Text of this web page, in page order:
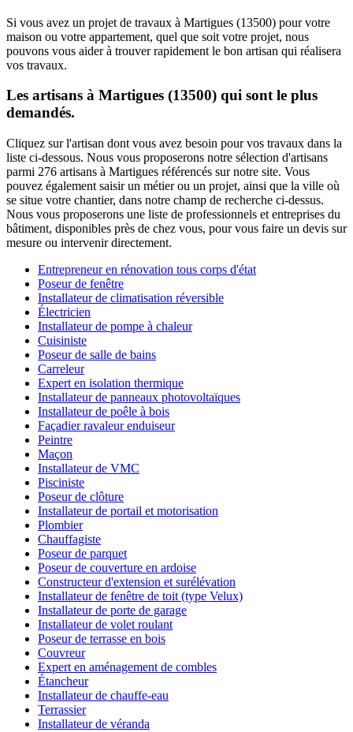
Si vous avez un projet de travaux à Martigues (13500) pour votre
maison ou votre appartement, quel que soit votre projet, nous
pouvons vous aider à trouver rapidement le bon artisan qui réalisera
vos travaux.
Les artisans à Martigues (13500) qui sont le plus
demandés.
Cliquez sur l'artisan dont vous avez besoin pour vos travaux dans la
liste ci-dessous. Nous vous proposerons notre sélection d'artisans
parmi 276 artisans à Martigues référencés sur notre site. Vous
pouvez également saisir un métier ou un projet, ainsi que la ville où
se situe votre chantier, dans notre champ de recherche ci-dessus.
Nous vous proposerons une liste de professionnels et entreprises du
bâtiment, disponibles près de chez vous, pour vous faire un devis sur
mesure ou intervenir directement.
Entrepreneur en rénovation tous corps d'état
Poseur de fenêtre
Installateur de climatisation réversible
Électricien
Installateur de pompe à chaleur
Cuisiniste
Poseur de salle de bains
Carreleur
Expert en isolation thermique
Installateur de panneaux photovoltaïques
Installateur de poêle à bois
Façadier ravaleur enduiseur
Peintre
Maçon
Installateur de VMC
Pisciniste
Poseur de clôture
Installateur de portail et motorisation
Plombier
Chauffagiste
Poseur de parquet
Poseur de couverture en ardoise
Constructeur d'extension et surélévation
Installateur de fenêtre de toit (type Velux)
Installateur de porte de garage
Installateur de volet roulant
Poseur de terrasse en bois
Couvreur
Expert en aménagement de combles
Étancheur
Installateur de chauffe-eau
Terrassier
Installateur de véranda